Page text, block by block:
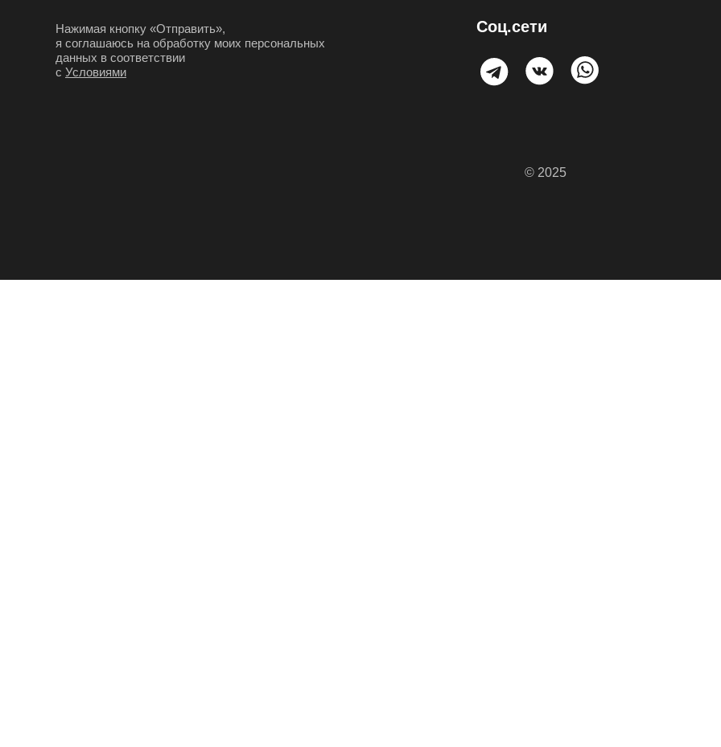
Нажимая кнопку «Отправить»,
я соглашаюсь на обработку моих персональных
данных в соответствии
с Условиями
Соц.сети
© 2025